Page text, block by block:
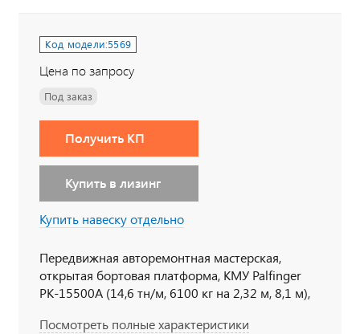
Код модели:5569
Цена по запросу
Под заказ
Получить КП
Купить в лизинг
Купить навеску отдельно
Передвижная авторемонтная мастерская,
открытая бортовая платформа, КМУ Palfinger
PK-15500А (14,6 тн/м, 6100 кг на 2,32 м, 8,1 м),
Посмотреть полные характеристики